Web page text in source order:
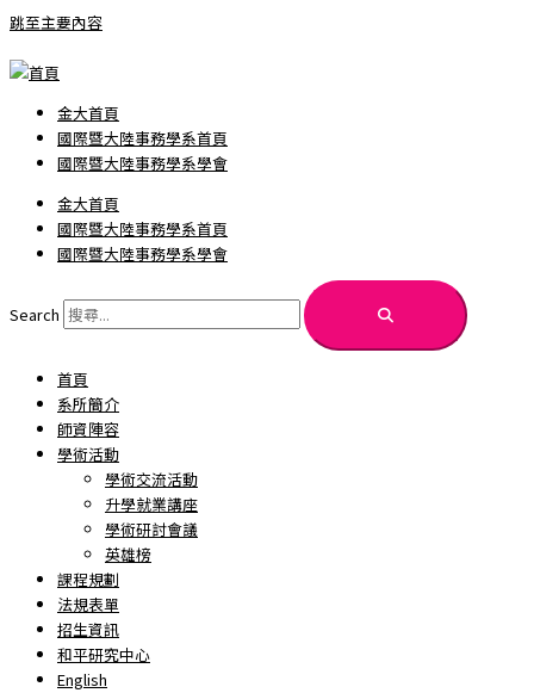
跳至主要內容
金大首頁
國際暨大陸事務學系首頁
國際暨大陸事務學系學會
金大首頁
國際暨大陸事務學系首頁
國際暨大陸事務學系學會
Search
首頁
系所簡介
師資陣容
學術活動
學術交流活動
升學就業講座
學術研討會議
英雄榜
課程規劃
法規表單
招生資訊
和平研究中心
English